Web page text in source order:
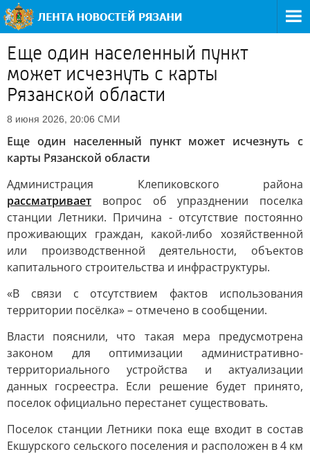
Еще один населенный пункт
может исчезнуть с карты
Рязанской области
8 июня 2026, 20:06 СМИ
Еще один населенный пункт может исчезнуть с
карты Рязанской области
Администрация Клепиковского района
рассматривает вопрос об упразднении поселка
станции Летники. Причина - отсутствие постоянно
проживающих граждан, какой-либо хозяйственной
или производственной деятельности, объектов
капитального строительства и инфраструктуры.
«В связи с отсутствием фактов использования
территории посёлка» – отмечено в сообщении.
Власти пояснили, что такая мера предусмотрена
законом для оптимизации административно-
территориального устройства и актуализации
данных госреестра. Если решение будет принято,
поселок официально перестанет существовать.
Поселок станции Летники пока еще входит в состав
Екшурского сельского поселения и расположен в 4 км